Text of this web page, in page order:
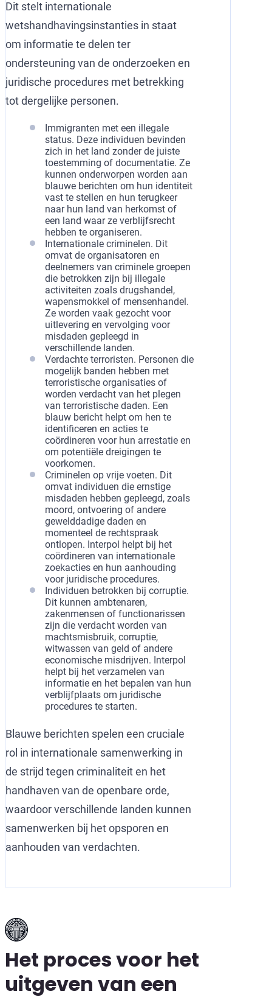
Dit stelt internationale
wetshandhavingsinstanties in staat
om informatie te delen ter
ondersteuning van de onderzoeken en
juridische procedures met betrekking
tot dergelijke personen.
Immigranten met een illegale
status. Deze individuen bevinden
zich in het land zonder de juiste
toestemming of documentatie. Ze
kunnen onderworpen worden aan
blauwe berichten om hun identiteit
vast te stellen en hun terugkeer
naar hun land van herkomst of
een land waar ze verblijfsrecht
hebben te organiseren.
Internationale criminelen. Dit
omvat de organisatoren en
deelnemers van criminele groepen
die betrokken zijn bij illegale
activiteiten zoals drugshandel,
wapensmokkel of mensenhandel.
Ze worden vaak gezocht voor
uitlevering en vervolging voor
misdaden gepleegd in
verschillende landen.
Verdachte terroristen. Personen die
mogelijk banden hebben met
terroristische organisaties of
worden verdacht van het plegen
van terroristische daden. Een
blauw bericht helpt om hen te
identificeren en acties te
coördineren voor hun arrestatie en
om potentiële dreigingen te
voorkomen.
Criminelen op vrije voeten. Dit
omvat individuen die ernstige
misdaden hebben gepleegd, zoals
moord, ontvoering of andere
gewelddadige daden en
momenteel de rechtspraak
ontlopen. Interpol helpt bij het
coördineren van internationale
zoekacties en hun aanhouding
voor juridische procedures.
Individuen betrokken bij corruptie.
Dit kunnen ambtenaren,
zakenmensen of functionarissen
zijn die verdacht worden van
machtsmisbruik, corruptie,
witwassen van geld of andere
economische misdrijven. Interpol
helpt bij het verzamelen van
informatie en het bepalen van hun
verblijfplaats om juridische
procedures te starten.
Blauwe berichten spelen een cruciale
rol in internationale samenwerking in
de strijd tegen criminaliteit en het
handhaven van de openbare orde,
waardoor verschillende landen kunnen
samenwerken bij het opsporen en
aanhouden van verdachten.
Het proces voor het
uitgeven van een